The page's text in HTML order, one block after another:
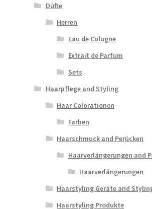
Düfte
Herren
Eau de Cologne
Extrait de Parfum
Sets
Haarpflege and Styling
Haar Colorationen
Farben
Haarschmuck and Perücken
Haarverlängerungen and
Haarverlängerungen
Haarstyling Geräte and
Haarstyling Produkte